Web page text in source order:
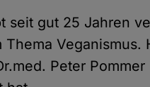
seit gut 25 Jahren
Veganismus.
Peter